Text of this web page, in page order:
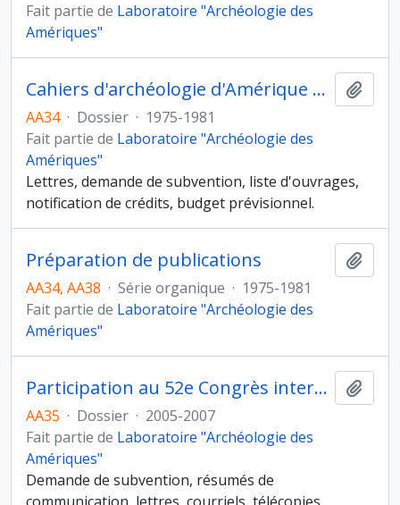
Fait partie de Laboratoire "Archéologie des
Amériques"
Cahiers d'archéologie d'Amérique du sud puis Cahiers d'archéologie et d'ethnologie d'Amérique du sud
AA34 · Dossier · 1975-1981
Fait partie de Laboratoire "Archéologie des
Amériques"
Lettres, demande de subvention, liste d'ouvrages,
notification de crédits, budget prévisionnel.
Préparation de publications
AA34, AA38 · Série organique · 1975-1981
Fait partie de Laboratoire "Archéologie des
Amériques"
Participation au 52e Congrès international des Américanistes, Séville (Espagne), 17-21 juillet 2006
AA35 · Dossier · 2005-2007
Fait partie de Laboratoire "Archéologie des
Amériques"
Demande de subvention, résumés de